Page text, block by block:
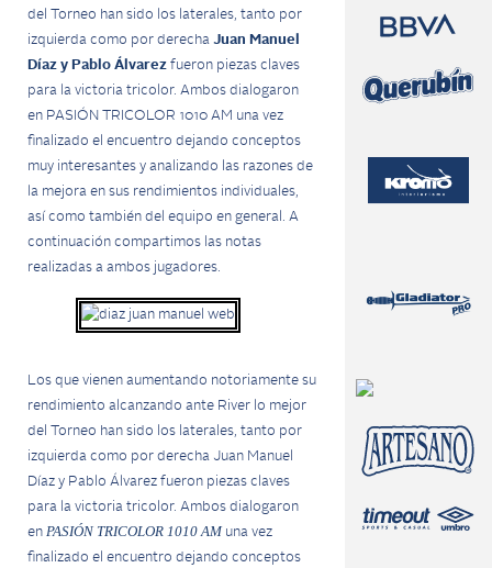
del Torneo han sido los laterales, tanto por
izquierda como por derecha Juan Manuel
Díaz y Pablo Álvarez fueron piezas claves
para la victoria tricolor. Ambos dialogaron
en PASIÓN TRICOLOR 1010 AM una vez
finalizado el encuentro dejando conceptos
muy interesantes y analizando las razones de
la mejora en sus rendimientos individuales,
así como también del equipo en general. A
continuación compartimos las notas
realizadas a ambos jugadores.
Los que vienen aumentando notoriamente su
rendimiento alcanzando ante River lo mejor
del Torneo han sido los laterales, tanto por
izquierda como por derecha Juan Manuel
Díaz y Pablo Álvarez fueron piezas claves
para la victoria tricolor. Ambos dialogaron
en PASIÓN TRICOLOR 1010 AMuna vez
finalizado el encuentro dejando conceptos